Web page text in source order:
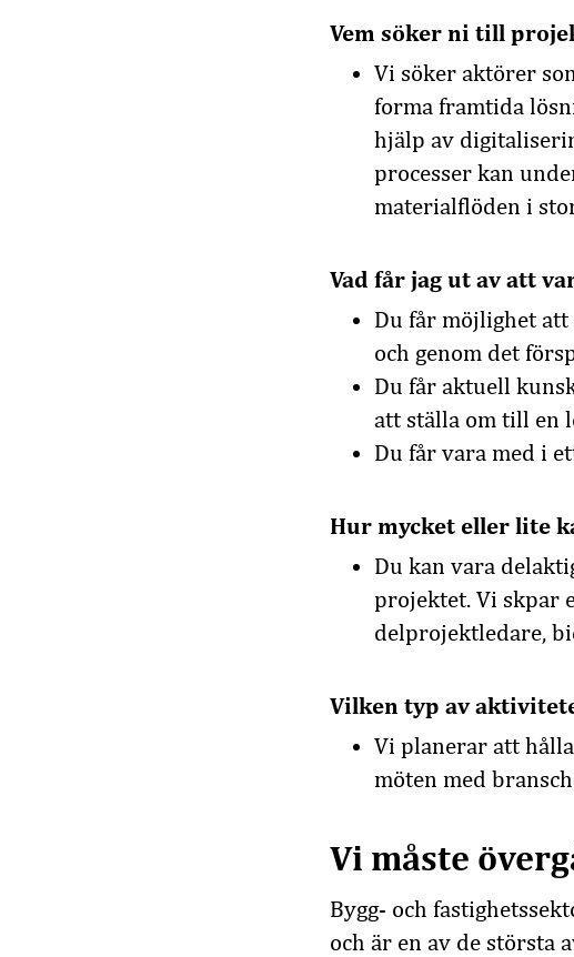
Vem söker ni till
Vi söker aktörer
forma framtida
hjälp av
processer kan
materialflöden i
Vad får jag ut av att
Du får möjlighet
och genom det
Du får aktuell
att ställa om till en
Du får vara med i
Hur mycket eller lite
Du kan vara
projektet. Vi skpar
delprojektledare,
Vilken typ av
Vi planerar att
möten med
Vi måste
Bygg- och
och är en av de största